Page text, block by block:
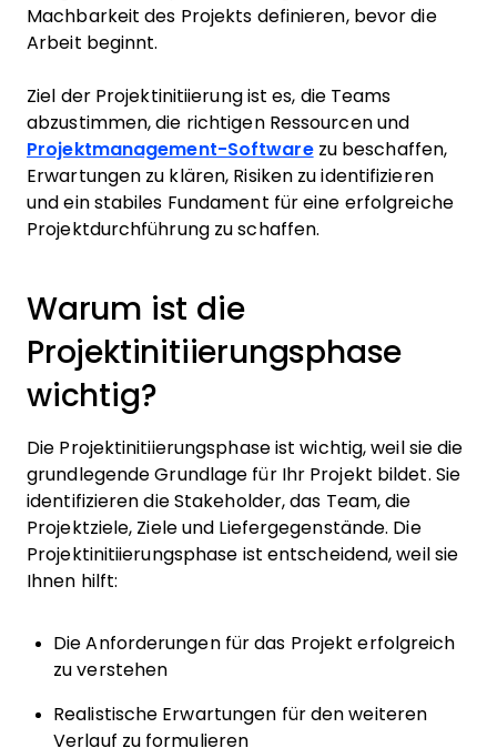
Machbarkeit des Projekts definieren, bevor die
Arbeit beginnt.
Ziel der Projektinitiierung ist es, die Teams
abzustimmen, die richtigen Ressourcen und
Projektmanagement-Softwarezu beschaffen,
Erwartungen zu klären, Risiken zu identifizieren
und ein stabiles Fundament für eine erfolgreiche
Projektdurchführung zu schaffen.
Warum ist die
Projektinitiierungsphase
wichtig?
Die Projektinitiierungsphase ist wichtig, weil sie die
grundlegende Grundlage für Ihr Projekt bildet. Sie
identifizieren die Stakeholder, das Team, die
Projektziele, Ziele und Liefergegenstände. Die
Projektinitiierungsphase ist entscheidend, weil sie
Ihnen hilft:
Die Anforderungen für das Projekt erfolgreich
zu verstehen
Realistische Erwartungen für den weiteren
Verlauf zu formulieren